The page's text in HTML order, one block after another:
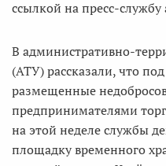
ссылкой на пресс-
В административно-
(АТУ) рассказали, что
размещенные
предпринимателями
на этой неделе службы
площадку временного